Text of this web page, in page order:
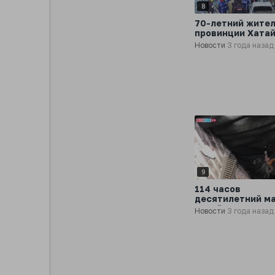
8
70-летний
провинции
спасен из-под
спустя 178
Новости 3 года назад
9
114 часов
десятилетний
провёл под
Адыямане
Новости 3 года назад